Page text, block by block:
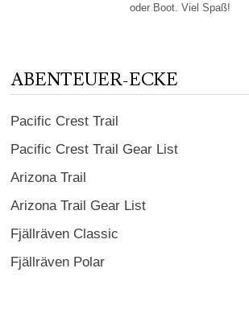
oder Boot. Viel Spaß!
ABENTEUER-ECKE
Pacific Crest Trail
Pacific Crest Trail Gear List
Arizona Trail
Arizona Trail Gear List
Fjällräven Classic
Fjällräven Polar